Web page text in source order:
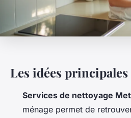
Les idées principales
Services de nettoyage
ménage permet de